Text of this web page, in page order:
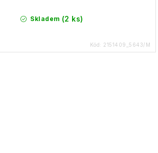
Skladem (2 ks)
Kód: 2151409_5643/M